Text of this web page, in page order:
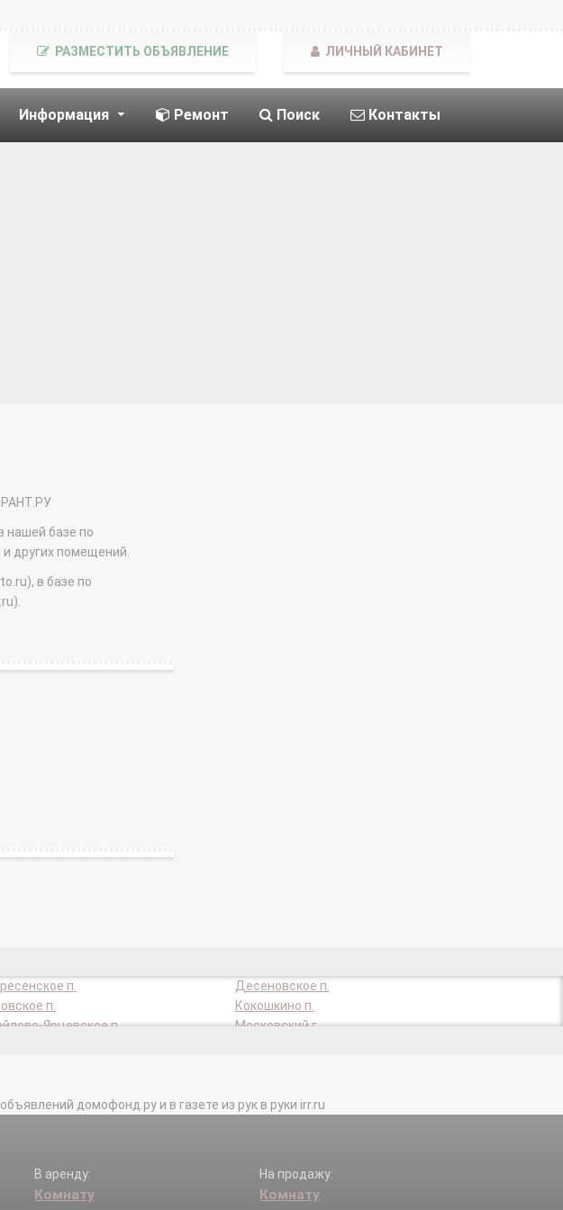
Информация Ремонт Поиск Контакты
РАЗМЕСТИТЬ ОБЪЯВЛЕНИЕ ЛИЧНЫЙ КАБИНЕТ
нашей базе по
других помещений.
в базе по
п.
Десеновское п.
п.
Кокошкино п.
Ярцевское п.
Московский г.
домофонд.ру и в газете из рук в руки irr.ru
В аренду:
Комнату
На продажу:
Комнату